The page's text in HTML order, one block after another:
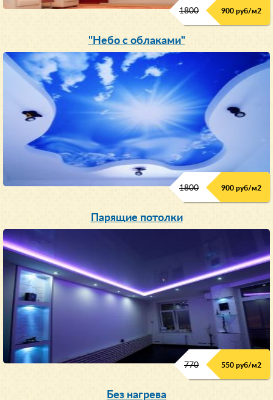
1800 900 руб/м2
"Небо с облаками"
1800 900 руб/м2
Парящие потолки
770 550 руб/м2
Без нагрева